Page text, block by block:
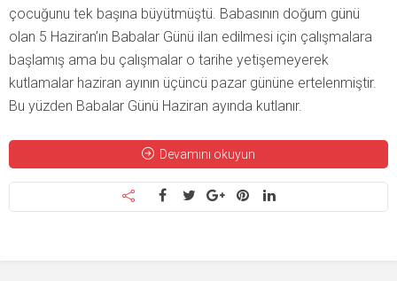
çocuğunu tek başına büyütmüştü. Babasının doğum günü
olan 5 Haziran’ın Babalar Günü ilan edilmesi için çalışmalara
başlamış ama bu çalışmalar o tarihe yetişemeyerek
kutlamalar haziran ayının üçüncü pazar gününe ertelenmiştir.
Bu yüzden Babalar Günü Haziran ayında kutlanır.
Devamını okuyun